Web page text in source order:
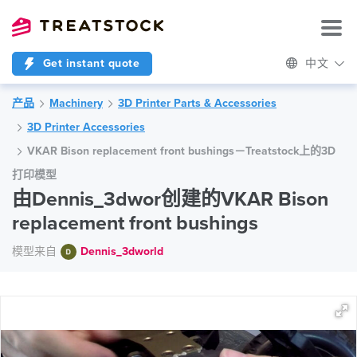
Get instant quote 中文
产品 Machinery
3D Printer Parts & Accessories
3D Printer Accessories
VKAR Bison replacement front bushings－Treatstock上的3D
打印模型
由Dennis_3dwor创建的VKAR Bison
replacement front bushings
模型来自 Dennis_3dworld